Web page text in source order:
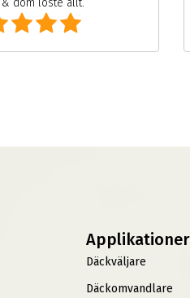
dom löste allt.
Applikationer
Däckväljare
Däckomvandlare